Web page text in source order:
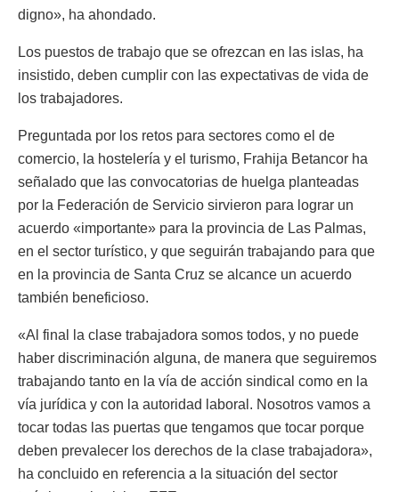
digno», ha ahondado.
Los puestos de trabajo que se ofrezcan en las islas, ha
insistido, deben cumplir con las expectativas de vida de
los trabajadores.
Preguntada por los retos para sectores como el de
comercio, la hostelería y el turismo, Frahija Betancor ha
señalado que las convocatorias de huelga planteadas
por la Federación de Servicio sirvieron para lograr un
acuerdo «importante» para la provincia de Las Palmas,
en el sector turístico, y que seguirán trabajando para que
en la provincia de Santa Cruz se alcance un acuerdo
también beneficioso.
«Al final la clase trabajadora somos todos, y no puede
haber discriminación alguna, de manera que seguiremos
trabajando tanto en la vía de acción sindical como en la
vía jurídica y con la autoridad laboral. Nosotros vamos a
tocar todas las puertas que tengamos que tocar porque
deben prevalecer los derechos de la clase trabajadora»,
ha concluido en referencia a la situación del sector